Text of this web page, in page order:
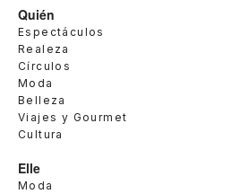
Quién
Espectáculos
Realeza
Círculos
Moda
Belleza
Viajes y Gourmet
Cultura
Elle
Moda